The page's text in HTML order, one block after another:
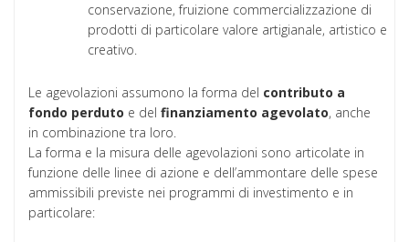
conservazione, fruizione commercializzazione di
prodotti di particolare valore artigianale, artistico e
creativo.
Le agevolazioni assumono la forma del contributo a
fondo perduto e del finanziamento agevolato, anche
in combinazione tra loro.
La forma e la misura delle agevolazioni sono articolate in
funzione delle linee di azione e dell’ammontare delle spese
ammissibili previste nei programmi di investimento e in
particolare: